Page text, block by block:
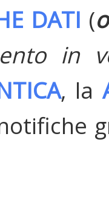
DATI (
in
, la